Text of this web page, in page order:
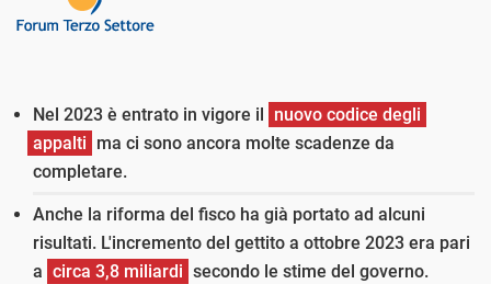
Nel 2023 è entrato in vigore il
nuovo codice degli
appalti ma ci sono ancora molte scadenze da
completare.
Anche la riforma del fisco ha già portato ad alcuni
risultati. L'incremento del gettito a ottobre 2023 era pari
a circa 3,8 miliardi secondo le stime del governo.